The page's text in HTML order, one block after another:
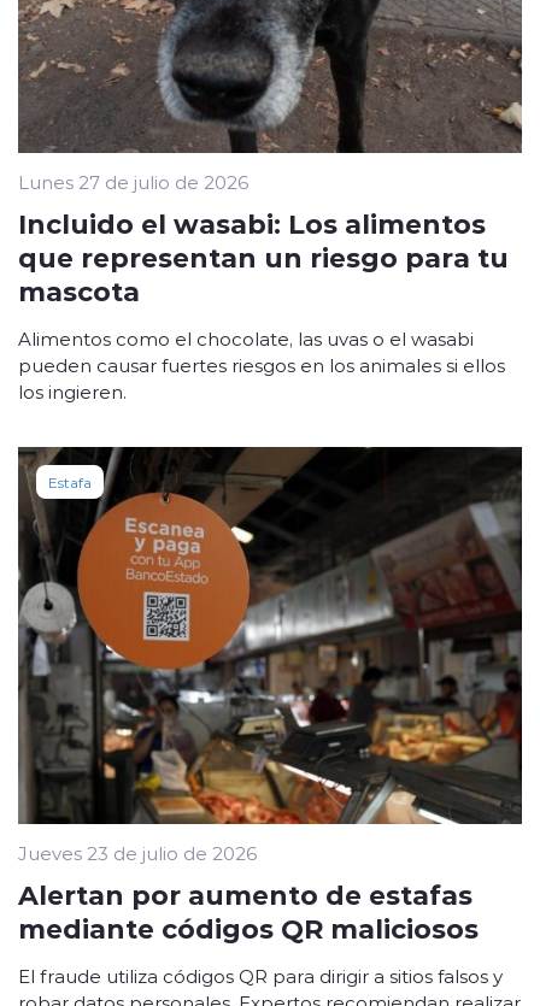
Lunes 27 de julio de 2026
Incluido el wasabi: Los alimentos
que representan un riesgo para tu
mascota
Alimentos como el chocolate, las uvas o el wasabi
pueden causar fuertes riesgos en los animales si ellos
los ingieren.
Estafa
Jueves 23 de julio de 2026
Alertan por aumento de estafas
mediante códigos QR maliciosos
El fraude utiliza códigos QR para dirigir a sitios falsos y